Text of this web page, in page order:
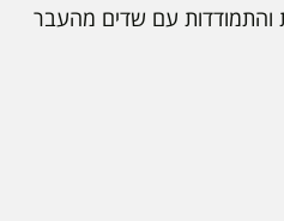
והתמודדות עם שדים מהעבר